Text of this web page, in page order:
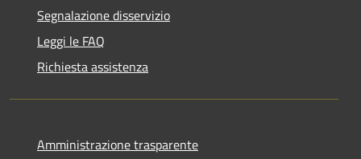
Segnalazione disservizio
Leggi le FAQ
Richiesta assistenza
Amministrazione trasparente